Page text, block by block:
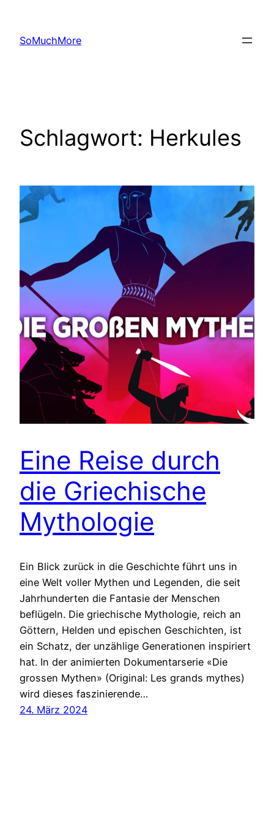
springen
SoMuchMore
Schlagwort: Herkules
Eine Reise durch
die Griechische
Mythologie
Ein Blick zurück in die Geschichte führt uns in
eine Welt voller Mythen und Legenden, die seit
Jahrhunderten die Fantasie der Menschen
beflügeln. Die griechische Mythologie, reich an
Göttern, Helden und epischen Geschichten, ist
ein Schatz, der unzählige Generationen inspiriert
hat. In der animierten Dokumentarserie «Die
grossen Mythen» (Original: Les grands mythes)
wird dieses faszinierende…
24. März 2024